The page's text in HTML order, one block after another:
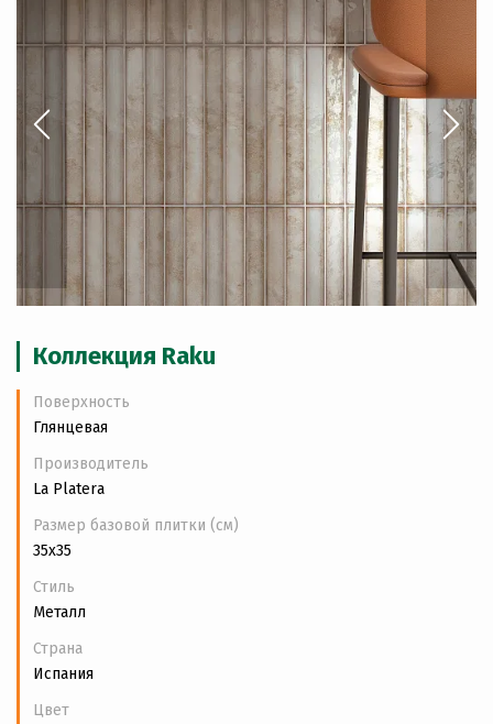
Коллекция Raku
Поверхность
Глянцевая
Производитель
La Platera
Размер базовой плитки (см)
35x35
Стиль
Металл
Страна
Испания
Цвет